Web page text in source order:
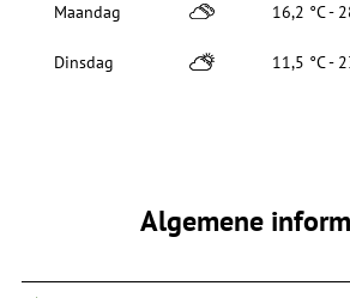
Maandag 16,2 °C -
Dinsdag 11,5 °C -
Algemene